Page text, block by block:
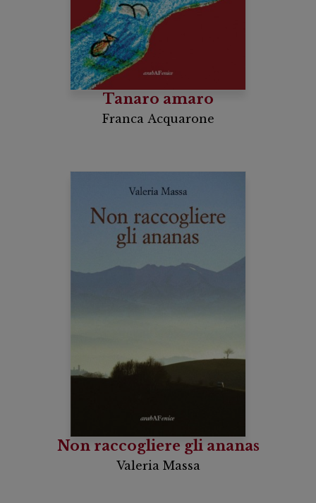
Tanaro amaro
Franca Acquarone
Non raccogliere gli ananas
Valeria Massa